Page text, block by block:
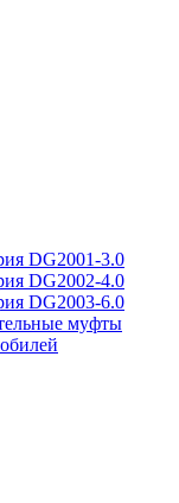
DG2001-3.0
DG2002-4.0
DG2003-6.0
муфты